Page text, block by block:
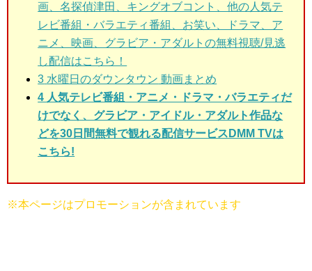
画、名探偵津田、キングオブコント、他の人気テ
レビ番組・バラエティ番組、お笑い、ドラマ、ア
ニメ、映画、グラビア・アダルトの無料視聴/見逃
し配信はこちら！
3 水曜日のダウンタウン 動画まとめ
4 人気テレビ番組・アニメ・ドラマ・バラエティだ
けでなく、グラビア・アイドル・アダルト作品な
どを30日間無料で観れる配信サービスDMM TVは
こちら!
※本ページはプロモーションが含まれています